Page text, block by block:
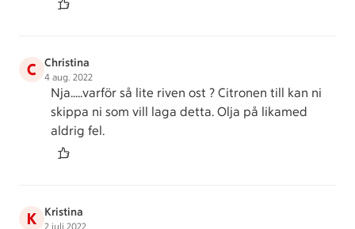
C Christina
4 aug. 2022
Nja…..varför så lite riven ost ? Citronen till kan ni
skippa ni som vill laga detta. Olja på likamed
aldrig fel.
K Kristina
2 juli 2022